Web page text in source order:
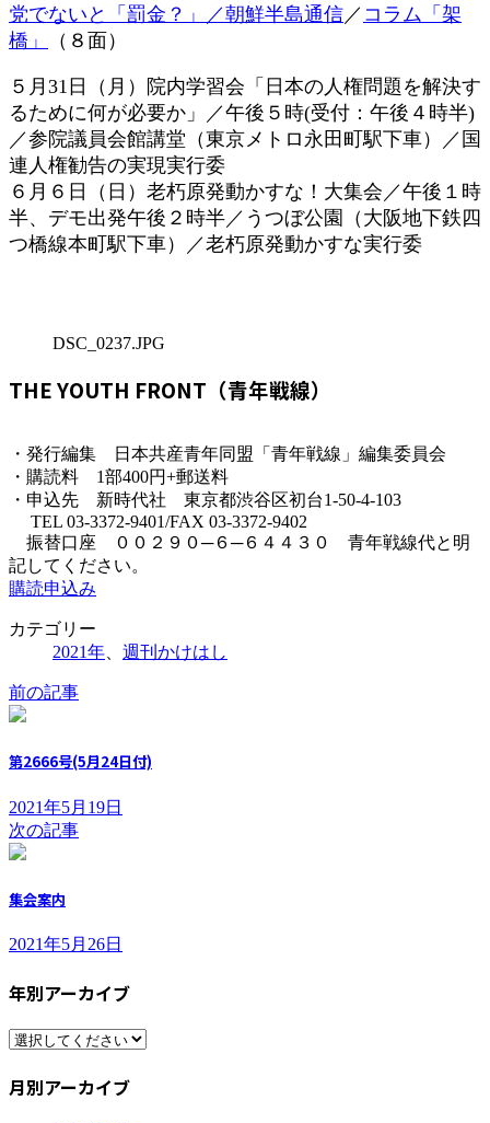
党でないと「罰金？」／朝鮮半島通信 ／ コラム「架
橋」
（８面）
５月31日（月）院内学習会「日本の人権問題を解決す
るために何が必要か」／午後５時(受付：午後４時半)
／参院議員会館講堂（東京メトロ永田町駅下車）／国
連人権勧告の実現実行委
６月６日（日）老朽原発動かすな！大集会／午後１時
半、デモ出発午後２時半／うつぼ公園（大阪地下鉄四
つ橋線本町駅下車）／老朽原発動かすな実行委
DSC_0237.JPG
THE YOUTH FRONT（青年戦線）
・発行編集 日本共産青年同盟「青年戦線」編集委員会
・購読料 1部400円+郵送料
・申込先 新時代社 東京都渋谷区初台1-50-4-103
TEL 03-3372-9401/FAX 03-3372-9402
振替口座 ００２９０─６─６４４３０ 青年戦線代と明
記してください。
購読申込み
カテゴリー
2021年
週刊かけはし
前の記事
第2666号(5月24日付)
2021年5月19日
次の記事
集会案内
2021年5月26日
年別アーカイブ
月別アーカイブ